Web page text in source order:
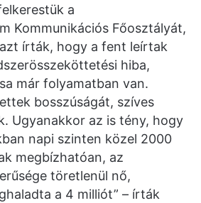
a
Kommunikációs Főosztályát,
írták, hogy a fent leírtak
hiba,
már folyamatban van.
bosszúságát, szíves
Ugyanakkor az is tény, hogy
napi szinten közel 2000
megbízhatóan, az
töretlenül nő,
a 4 milliót” – írták